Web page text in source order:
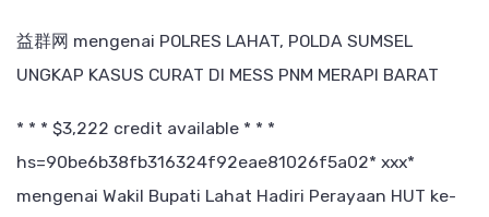
益群网 mengenai POLRES LAHAT, POLDA SUMSEL
UNGKAP KASUS CURAT DI MESS PNM MERAPI BARAT
* * * $3,222 credit available * * *
hs=90be6b38fb316324f92eae81026f5a02* ххх*
mengenai Wakil Bupati Lahat Hadiri Perayaan HUT ke-